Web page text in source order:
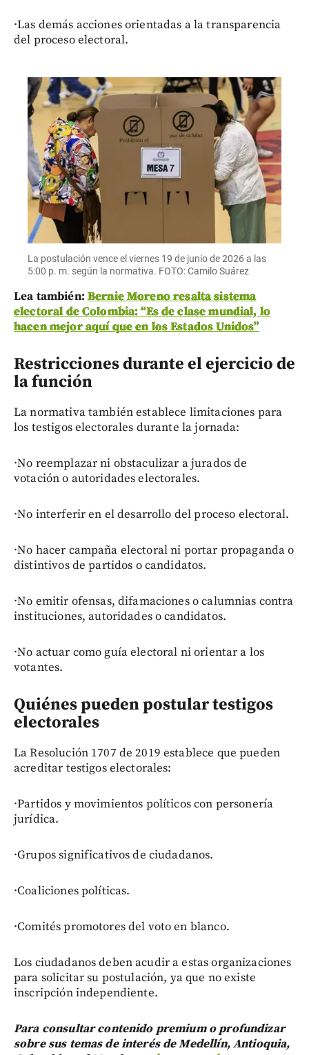
·Las demás acciones orientadas a la transparencia
del proceso electoral.
La postulación vence el viernes 19 de junio de 2026 a las
5:00 p. m. según la normativa. FOTO: Camilo Suárez
Lea también: Bernie Moreno resalta sistema
electoral de Colombia: “Es de clase mundial, lo
hacen mejor aquí que en los Estados Unidos”
Restricciones durante el ejercicio de
la función
La normativa también establece limitaciones para
los testigos electorales durante la jornada:
·No reemplazar ni obstaculizar a jurados de
votación o autoridades electorales.
·No interferir en el desarrollo del proceso electoral.
·No hacer campaña electoral ni portar propaganda o
distintivos de partidos o candidatos.
·No emitir ofensas, difamaciones o calumnias contra
instituciones, autoridades o candidatos.
·No actuar como guía electoral ni orientar a los
votantes.
Quiénes pueden postular testigos
electorales
La Resolución 1707 de 2019 establece que pueden
acreditar testigos electorales:
·Partidos y movimientos políticos con personería
jurídica.
·Grupos significativos de ciudadanos.
·Coaliciones políticas.
·Comités promotores del voto en blanco.
Los ciudadanos deben acudir a estas organizaciones
para solicitar su postulación, ya que no existe
inscripción independiente.
Para consultar contenido premium o profundizar
sobre sus temas de interés de Medellín, Antioquia,